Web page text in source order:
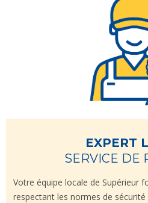
EXPERT
SERVICE DE
Votre équipe locale de Supérieur
respectant les normes de